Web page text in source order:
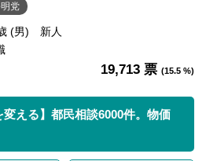
党
(男)
新人
19,713 票 (15.5 %)
変える】都民相談6000件。物価